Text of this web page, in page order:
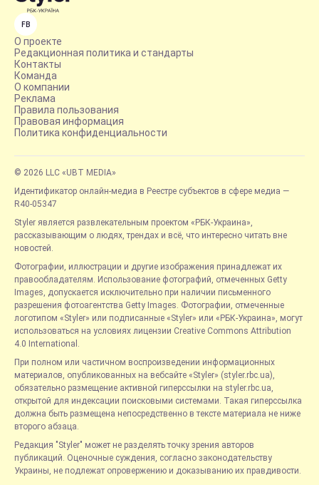
FB
О проекте
Редакционная политика и стандарты
Контакты
Команда
О компании
Реклама
Правила пользования
Правовая информация
Политика конфиденциальности
© 2026 LLC «UBT MEDIA»
Идентификатор онлайн-медиа в Реестре субъектов в сфере медиа —
R40-05347
Styler является развлекательным проектом «РБК-Украина»,
рассказывающим о людях, трендах и всё, что интересно читать вне
новостей.
Фотографии, иллюстрации и другие изображения принадлежат их
правообладателям. Использование фотографий, отмеченных Getty
Images, допускается исключительно при наличии письменного
разрешения фотоагентства Getty Images. Фотографии, отмеченные
логотипом «Styler» или подписанные «Styler» или «РБК-Украина», могут
использоваться на условиях лицензии Creative Commons Attribution
4.0 International.
При полном или частичном воспроизведении информационных
материалов, опубликованных на вебсайте «Styler» (styler.rbc.ua),
обязательно размещение активной гиперссылки на styler.rbc.ua,
открытой для индексации поисковыми системами. Такая гиперссылка
должна быть размещена непосредственно в тексте материала не ниже
второго абзаца.
Редакция "Styler" может не разделять точку зрения авторов
публикаций. Оценочные суждения, согласно законодательству
Украины, не подлежат опровержению и доказыванию их правдивости.